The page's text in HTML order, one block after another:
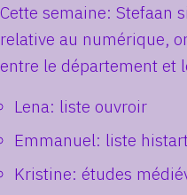
Cette semaine: Stefaan
relative au numérique,
entre le département et
Lena: liste ouvroir
Emmanuel: liste
Kristine: études